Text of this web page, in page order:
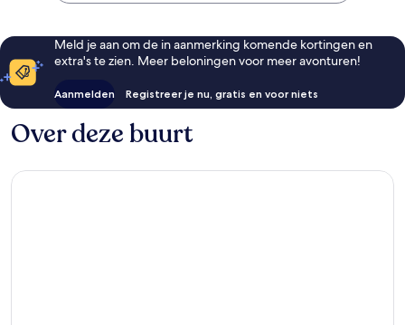
Meld je aan om de in aanmerking komende kortingen en
extra's te zien. Meer beloningen voor meer avonturen!
Aanmelden Registreer je nu, gratis en voor niets
Over deze buurt